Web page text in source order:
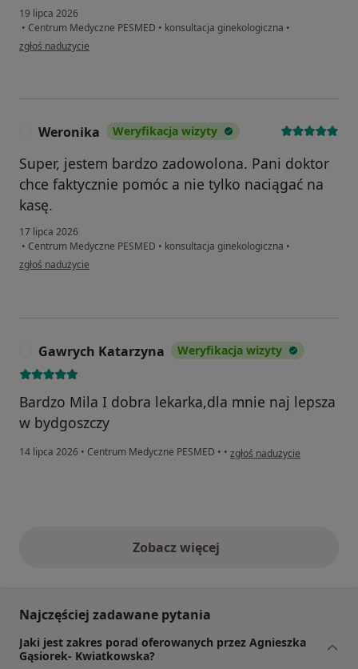
19 lipca 2026
• Centrum Medyczne PESMED • konsultacja ginekologiczna •
w opinii użytkownika Monika
zgłoś nadużycie
Weronika Weryfikacja wizyty
Super, jestem bardzo zadowolona. Pani doktor
chce faktycznie pomóc a nie tylko naciągać na
kasę.
17 lipca 2026
• Centrum Medyczne PESMED • konsultacja ginekologiczna •
w opinii użytkownika Weronika
zgłoś nadużycie
Gawrych Katarzyna Weryfikacja wizyty
Bardzo Mila I dobra lekarka,dla mnie naj lepsza
w bydgoszczy
14 lipca 2026 • Centrum Medyczne PESMED • • w opinii użytkownika
zgłoś nadużycie
Zobacz więcejopinie powyżej
Najczęściej zadawane pytania
Jaki jest zakres porad oferowanych przez Agnieszka
Gąsiorek- Kwiatkowska?